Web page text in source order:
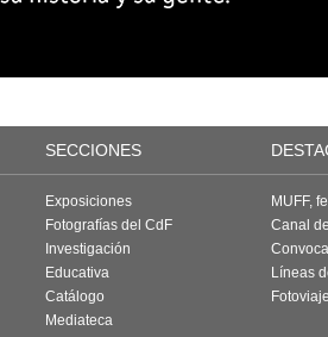
SECCIONES
Exposiciones
Fotografías del CdF
Investigación
Educativa
Catálogo
Mediateca
MUFF,
Canal
Líneas